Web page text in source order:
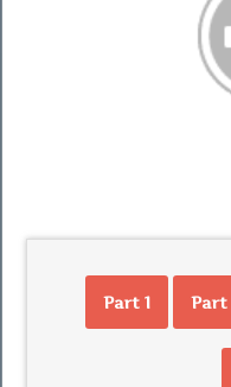
Part 1 Part